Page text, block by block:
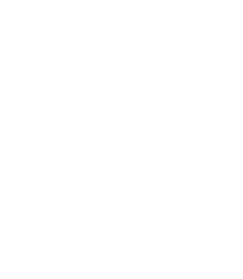
autor
la foto de esta receta